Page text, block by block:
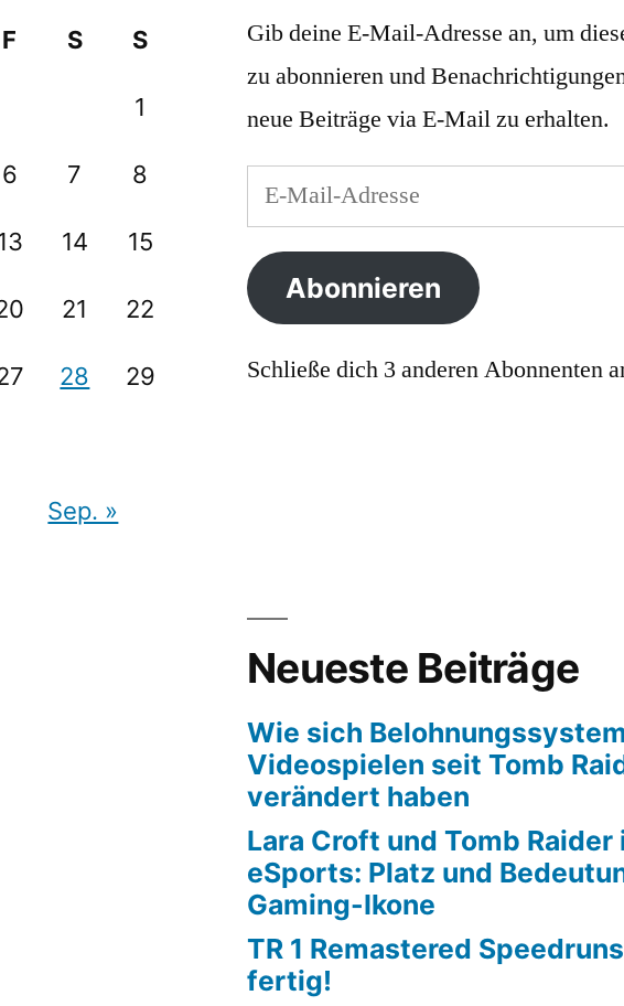
F S S
1
6 7 8
14 15
21 22
28 29
Sep. »
Gib deine E-Mail-Adresse an, um
zu abonnieren und
neue Beiträge via E-Mail zu erhalten.
E-
Mail-
Adresse
Abonnieren
Schließe dich 3 anderen Abonnenten
Neueste Beiträge
Wie sich
Videospielen seit Tomb
verändert haben
Lara Croft und Tomb Raider
eSports: Platz und
Gaming-Ikone
TR 1 Remastered Speedruns
fertig!